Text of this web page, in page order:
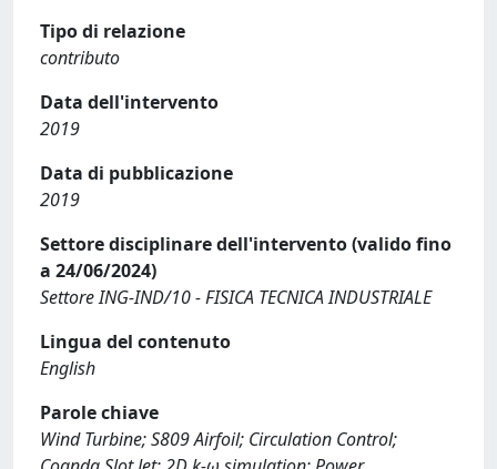
Tipo di relazione
contributo
Data dell'intervento
2019
Data di pubblicazione
2019
Settore disciplinare dell'intervento (valido fino
a 24/06/2024)
Settore ING-IND/10 - FISICA TECNICA INDUSTRIALE
Lingua del contenuto
English
Parole chiave
Wind Turbine; S809 Airfoil; Circulation Control;